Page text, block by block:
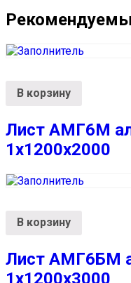
В корзину
Лист АМГ6М
1х1200х2000
В корзину
Лист АМГ6БМ
1х1200х3000